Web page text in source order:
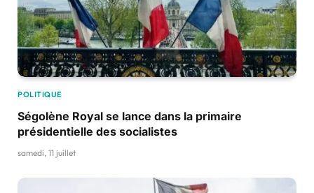
POLITIQUE
Ségolène Royal se lance dans la primaire
présidentielle des socialistes
samedi, 11 juillet